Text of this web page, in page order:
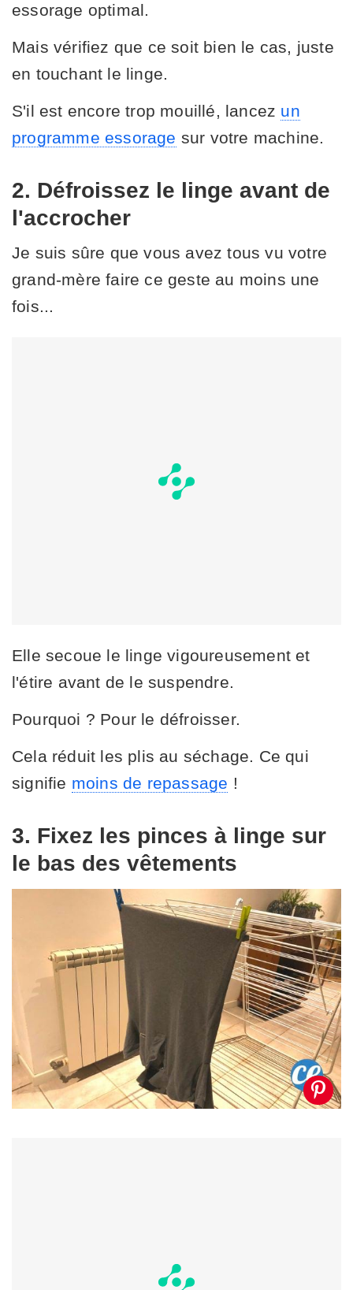
essorage optimal.
Mais vérifiez que ce soit bien le cas, juste
en touchant le linge.
S'il est encore trop mouillé, lancez un
programme essorage sur votre machine.
2. Défroissez le linge avant de
l'accrocher
Je suis sûre que vous avez tous vu votre
grand-mère faire ce geste au moins une
fois...
Elle secoue le linge vigoureusement et
l'étire avant de le suspendre.
Pourquoi ? Pour le défroisser.
Cela réduit les plis au séchage. Ce qui
signifie moins de repassage !
3. Fixez les pinces à linge sur
le bas des vêtements